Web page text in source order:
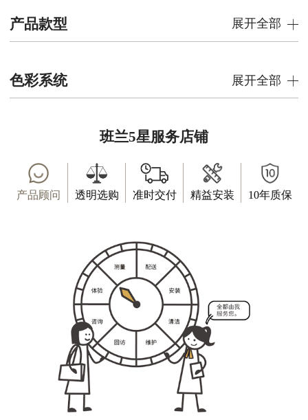
产品款型 展开全部
色彩系统 展开全部
班兰5星服务店铺
产品顾问 透明选购 准时交付 精益安装 10年质保